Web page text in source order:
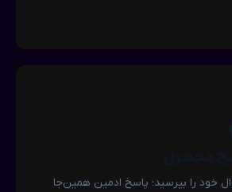
خود را بپرسید؛ پاسخ ادمین همین‌جا